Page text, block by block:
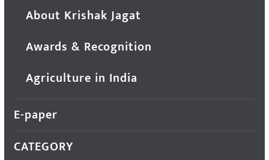
About Krishak Jagat
Awards & Recognition
Agriculture in India
E-paper
CATEGORY